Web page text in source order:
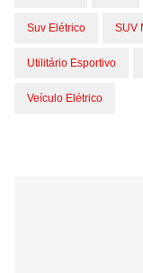
Suv Elétrico SUV
Utilitário Esportivo
Veículo Elétrico